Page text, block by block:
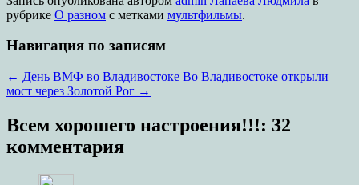
рубрике О разном с метками мультфильмы.
Навигация по записям
← День ВМФ во Владивостоке Во Владивостоке открыли
мост через Золотой Рог →
Всем хорошего настроения!!!: 32
комментария